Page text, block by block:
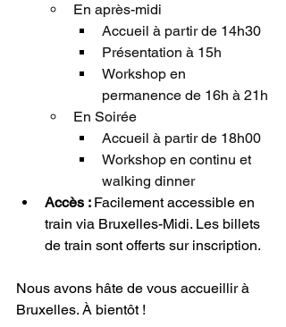
En après-midi
Accueil à partir de 14h30
Présentation à 15h
Workshop en
permanence de 16h à 21h
En Soirée
Accueil à partir de 18h00
Workshop en continu et
walking dinner
Accès : Facilement accessible en
train via Bruxelles-Midi. Les billets
de train sont offerts sur inscription.
Nous avons hâte de vous accueillir à
Bruxelles. À bientôt !